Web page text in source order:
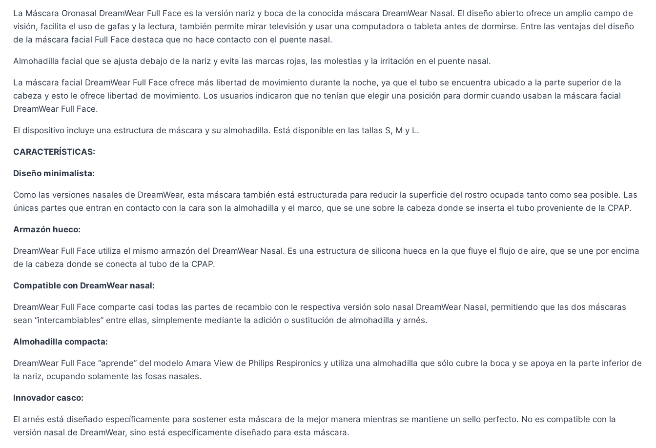
La Máscara Oronasal DreamWear Full Face es la versión nariz y boca de la conocida máscara DreamWear Nasal. El diseño abierto ofrece un amplio campo de
visión, facilita el uso de gafas y la lectura, también permite mirar televisión y usar una computadora o tableta antes de dormirse. Entre las ventajas del diseño
de la máscara facial Full Face destaca que no hace contacto con el puente nasal.
Almohadilla facial que se ajusta debajo de la nariz y evita las marcas rojas, las molestias y la irritación en el puente nasal.
La máscara facial DreamWear Full Face ofrece más libertad de movimiento durante la noche, ya que el tubo se encuentra ubicado a la parte superior de la
cabeza y esto le ofrece libertad de movimiento. Los usuarios indicaron que no tenían que elegir una posición para dormir cuando usaban la máscara facial
DreamWear Full Face.
El dispositivo incluye una estructura de máscara y su almohadilla. Está disponible en las tallas S, M y L.
CARACTERÍSTICAS:
Diseño minimalista:
Como las versiones nasales de DreamWear, esta máscara también está estructurada para reducir la superficie del rostro ocupada tanto como sea posible. Las
únicas partes que entran en contacto con la cara son la almohadilla y el marco, que se une sobre la cabeza donde se inserta el tubo proveniente de la CPAP.
Armazón hueco:
DreamWear Full Face utiliza el mismo armazón del DreamWear Nasal. Es una estructura de silicona hueca en la que fluye el flujo de aire, que se une por encima
de la cabeza donde se conecta al tubo de la CPAP.
Compatible con DreamWear nasal:
DreamWear Full Face comparte casi todas las partes de recambio con le respectiva versión solo nasal DreamWear Nasal, permitiendo que las dos máscaras
sean “intercambiables” entre ellas, simplemente mediante la adición o sustitución de almohadilla y arnés.
Almohadilla compacta:
DreamWear Full Face “aprende” del modelo Amara View de Philips Respironics y utiliza una almohadilla que sólo cubre la boca y se apoya en la parte inferior de
la nariz, ocupando solamente las fosas nasales.
Innovador casco:
El arnés está diseñado específicamente para sostener esta máscara de la mejor manera mientras se mantiene un sello perfecto. No es compatible con la
versión nasal de DreamWear, sino está específicamente diseñado para esta máscara.